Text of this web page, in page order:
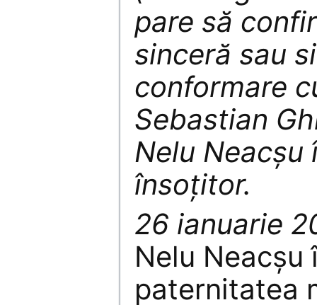
pare să
sinceră sau
conformare
Sebastian
Nelu Neacșu
însoțitor.
26 ianuarie
Nelu Neacșu
paternitatea